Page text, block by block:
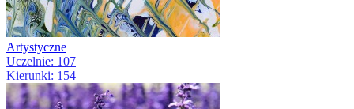
Artystyczne
Uczelnie: 107
Kierunki: 154